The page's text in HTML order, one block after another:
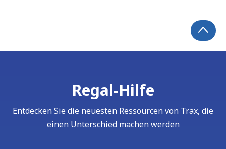
Regal-Hilfe
Entdecken Sie die neuesten Ressourcen von Trax, die
einen Unterschied machen werden